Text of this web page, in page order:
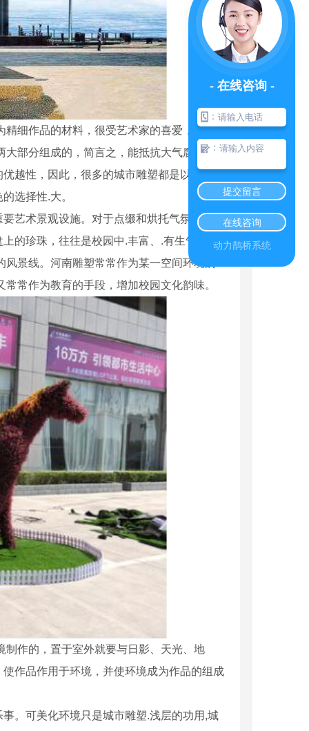
细作品的材料，很受艺术家的喜爱，尤其
部分组成的，简言之，能抵抗大气腐蚀的
越性，因此，很多的城市雕塑都是以它为材
选择性.大。
艺术景观设施。对于点缀和烘托气氛，增添
的珍珠，往往是校园中.丰富、.有生气的景
景线。河南雕塑常常作为某一空间环境的
常作为教育的手段，增加校园文化韵味。
作的，置于室外就要与日影、天光、地
作品作用于环境，并使环境成为作品的组成
。可美化环境只是城市雕塑.浅层的功用,城
- 在线咨询 -
：
：
提交留言
在线咨询
动力鹊桥系统